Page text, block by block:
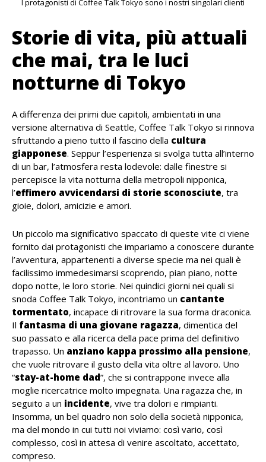
I protagonisti di Coffee Talk Tokyo sono i nostri singolari clienti
Storie di vita, più attuali
che mai, tra le luci
notturne di Tokyo
A differenza dei primi due capitoli, ambientati in una
versione alternativa di Seattle, Coffee Talk Tokyo si rinnova
sfruttando a pieno tutto il fascino della cultura
giapponese. Seppur l’esperienza si svolga tutta all’interno
di un bar, l’atmosfera resta lodevole: dalle finestre si
percepisce la vita notturna della metropoli nipponica,
l’effimero avvicendarsi di storie sconosciute, tra
gioie, dolori, amicizie e amori.
Un piccolo ma significativo spaccato di queste vite ci viene
fornito dai protagonisti che impariamo a conoscere durante
l’avventura, appartenenti a diverse specie ma nei quali è
facilissimo immedesimarsi scoprendo, pian piano, notte
dopo notte, le loro storie. Nei quindici giorni nei quali si
snoda Coffee Talk Tokyo, incontriamo un cantante
tormentato, incapace di ritrovare la sua forma draconica.
Il fantasma di una giovane ragazza, dimentica del
suo passato e alla ricerca della pace prima del definitivo
trapasso. Un anziano kappa prossimo alla pensione,
che vuole ritrovare il gusto della vita oltre al lavoro. Uno
“stay-at-home dad”, che si contrappone invece alla
moglie ricercatrice molto impegnata. Una ragazza che, in
seguito a un incidente, vive tra dolori e rimpianti.
Insomma, un bel quadro non solo della società nipponica,
ma del mondo in cui tutti noi viviamo: così vario, così
complesso, così in attesa di venire ascoltato, accettato,
compreso.